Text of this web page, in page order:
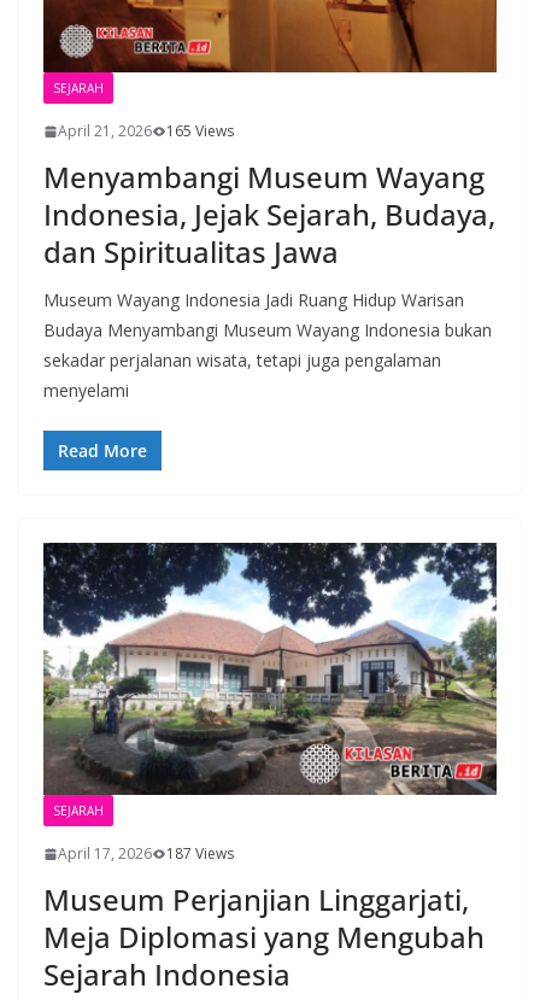
SEJARAH
April 21, 2026 165 Views
Menyambangi Museum Wayang
Indonesia, Jejak Sejarah, Budaya,
dan Spiritualitas Jawa
Museum Wayang Indonesia Jadi Ruang Hidup Warisan
Budaya Menyambangi Museum Wayang Indonesia bukan
sekadar perjalanan wisata, tetapi juga pengalaman
menyelami
Read More
SEJARAH
April 17, 2026 187 Views
Museum Perjanjian Linggarjati,
Meja Diplomasi yang Mengubah
Sejarah Indonesia